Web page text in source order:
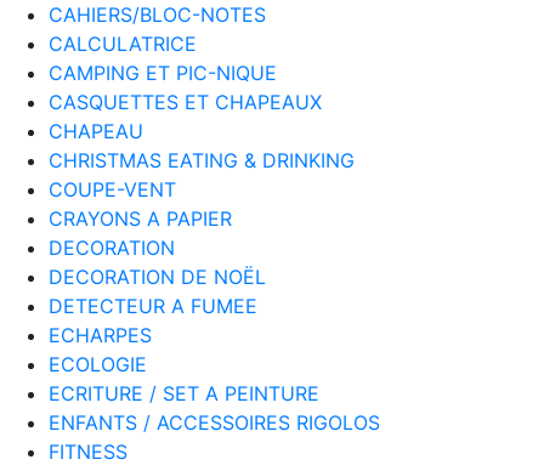
CAHIERS/BLOC-NOTES
CALCULATRICE
CAMPING ET PIC-NIQUE
CASQUETTES ET CHAPEAUX
CHAPEAU
CHRISTMAS EATING & DRINKING
COUPE-VENT
CRAYONS A PAPIER
DECORATION
DECORATION DE NOËL
DETECTEUR A FUMEE
ECHARPES
ECOLOGIE
ECRITURE / SET A PEINTURE
ENFANTS / ACCESSOIRES RIGOLOS
FITNESS